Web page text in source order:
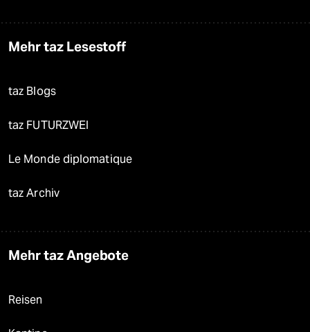
Mehr taz Lesestoff
taz Blogs
taz FUTURZWEI
Le Monde diplomatique
taz Archiv
Mehr taz Angebote
Reisen